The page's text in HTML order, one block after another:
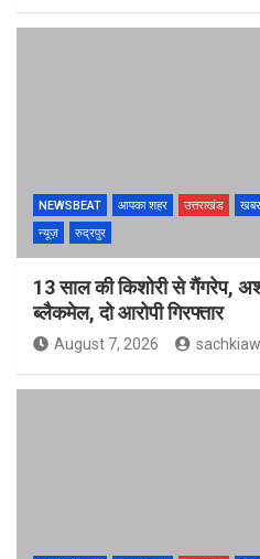
NEWSBEAT आपका शहर उत्तराखंड
न्यूज़
रुद्रपुर
13 साल की किशोरी से गैंगरेप,
ब्लैकमेल, दो आरोपी गिरफ्तार
August 7, 2026